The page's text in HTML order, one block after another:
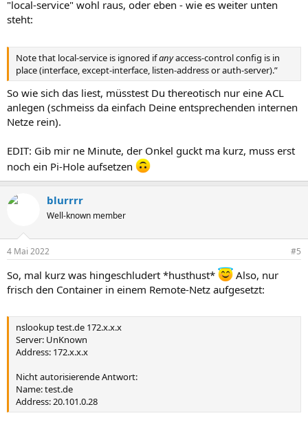
"local-service" wohl raus, oder eben - wie es weiter unten
steht:
Note that local-service is ignored ifanyaccess-control config is in
place (interface, except-interface, listen-address or auth-server).”
So wie sich das liest, müsstest Du thereotisch nur eine ACL
anlegen (schmeiss da einfach Deine entsprechenden internen
Netze rein).
EDIT: Gib mir ne Minute, der Onkel guckt ma kurz, muss erst
noch ein Pi-Hole aufsetzen
blurrrr
Well-known member
4 Mai 2022 #5
So, mal kurz was hingeschludert *husthust*
Also, nur
frisch den Container in einem Remote-Netz aufgesetzt:
nslookup test.de 172.x.x.x
Server: UnKnown
Address: 172.x.x.x
Nicht autorisierende Antwort:
Name: test.de
Address: 20.101.0.28